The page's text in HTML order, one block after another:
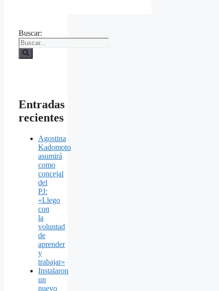
Buscar:
Entradas
recientes
Agostina
Kadomoto
asumirá
como
concejal
del
PJ:
«Llego
con
la
voluntad
de
aprender
y
trabajar»
Instalaron
un
nuevo